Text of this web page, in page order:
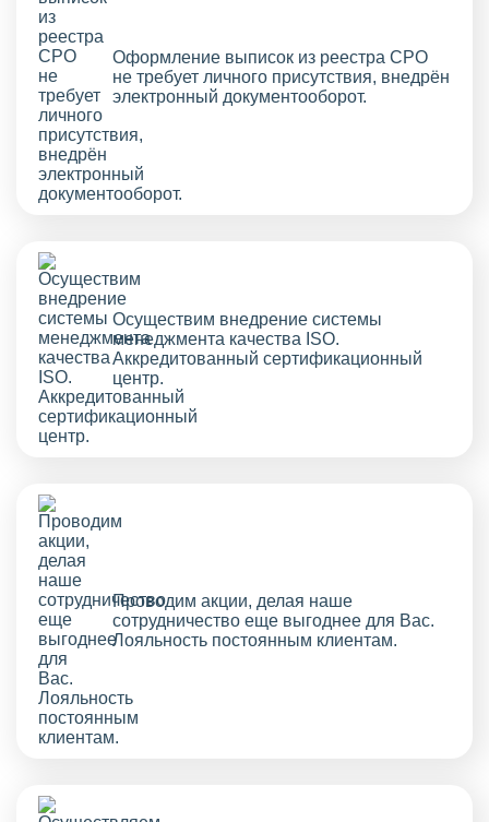
Оформление выписок из реестра СРО
не требует личного присутствия, внедрён
электронный документооборот.
Осуществим внедрение системы
менеджмента качества ISO.
Аккредитованный сертификационный
центр.
Проводим акции, делая наше
сотрудничество еще выгоднее для Вас.
Лояльность постоянным клиентам.